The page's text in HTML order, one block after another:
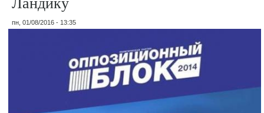
пн, 01/08/2016 - 13:35